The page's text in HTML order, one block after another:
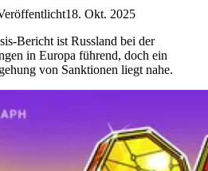
18. Okt. 2025
Bericht ist Russland bei der
in Europa führend, doch ein
von Sanktionen liegt nahe.